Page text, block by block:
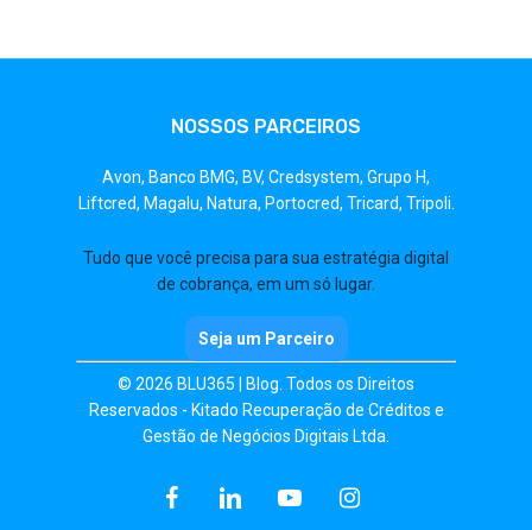
NOSSOS PARCEIROS
Avon, Banco BMG, BV, Credsystem, Grupo H,
Liftcred, Magalu, Natura, Portocred, Tricard, Tripoli.
Tudo que você precisa para sua estratégia digital
de cobrança, em um só lugar.
Seja um Parceiro
© 2026 BLU365 | Blog. Todos os Direitos
Reservados - Kitado Recuperação de Créditos e
Gestão de Negócios Digitais Ltda.
facebooklinkedin youtube instagram